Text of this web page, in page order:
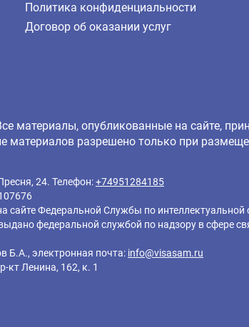
Политика конфиденциальности
Договор об оказании услуг
материалы, опубликованные на сайте,
материалов разрешено только при
24. Телефон:+74951284185
сайте Федеральной Службы по интеллектуальной
федеральной службой по надзору в сфере
Б.А., электронная почта: info@visasam.ru
кт Ленина, 162, к. 1